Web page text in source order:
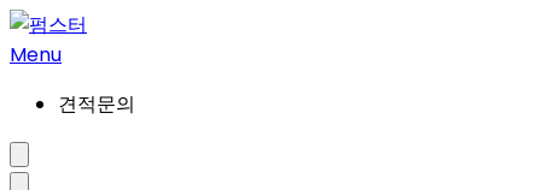
콘
텐
건
너
Menu
견적문의
검